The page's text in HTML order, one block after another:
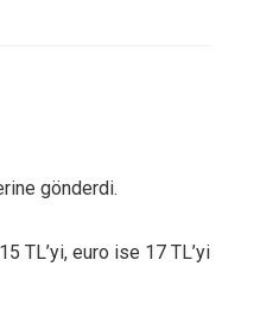
gönderdi.
TL’yi, euro ise 17 TL’yi